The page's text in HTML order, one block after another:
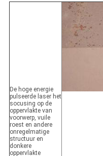
De hoge energie
pulseerde laser het
socusing op de
oppervlakte van
voorwerp, vuile
roest en andere
onregelmatige
structuur en
donkere
oppervlakte